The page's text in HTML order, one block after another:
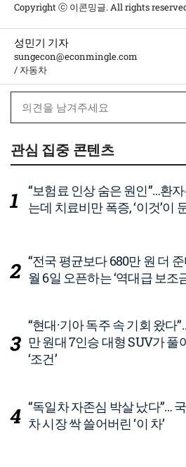
Copyright ⓒ 이콘밍글. All rights
성민기 기자
sungecon@econmingle.com
/ 자동차
관심 집중 콘텐츠
“보험료 인상 숨은 원인”…환
는데 치료비만 폭증, ‘이것’이
“전국 평균보다 680만 원 더
월 6일 오픈하는 ‘역대급 보조
“현대·기아 독주 속 기회 왔다
만 원대 7인승 대형 SUV가 풀
‘조건’
“독일차 자존심 박살 났다”…
차 시장 싹 쓸어버린 ‘이 차’